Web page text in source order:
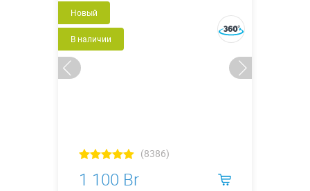
Купить в 1 клик
Новый
В наличии
(8386)
1 100 Br